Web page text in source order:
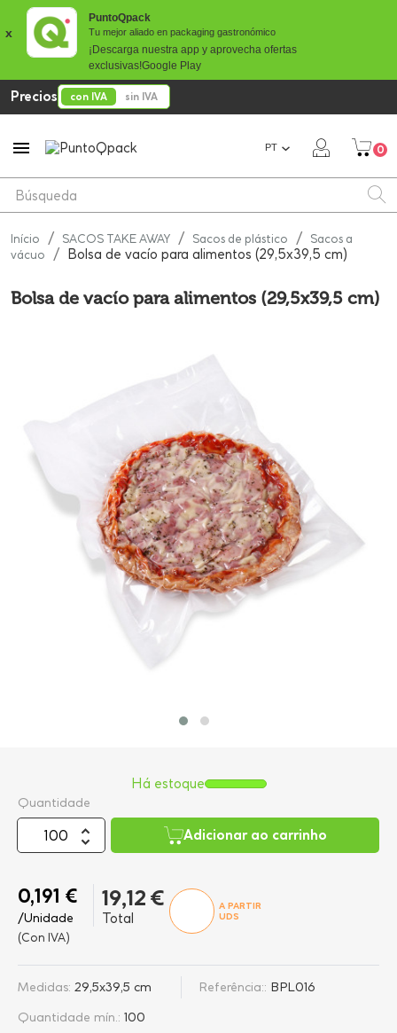
x
PuntoQpack
Tu mejor aliado en packaging gastronómico
¡Descarga nuestra app y aprovecha ofertas
exclusivas!Google Play
Precios con IVA sin IVA
 PT 0
Início SACOS TAKE AWAY Sacos de plástico
Sacos a
vácuo
Bolsa de vacío para alimentos (29,5x39,5 cm)
Bolsa de vacío para alimentos (29,5x39,5 cm)
0,191 €
/Unidade
(Con IVA)
19,12 €
Total
A PARTIR
UDS
Quantidade
Adicionar ao carrinho
Medidas: 29,5x39,5 cm Referência:: BPL016
Quantidade mín.: 100
Há estoque